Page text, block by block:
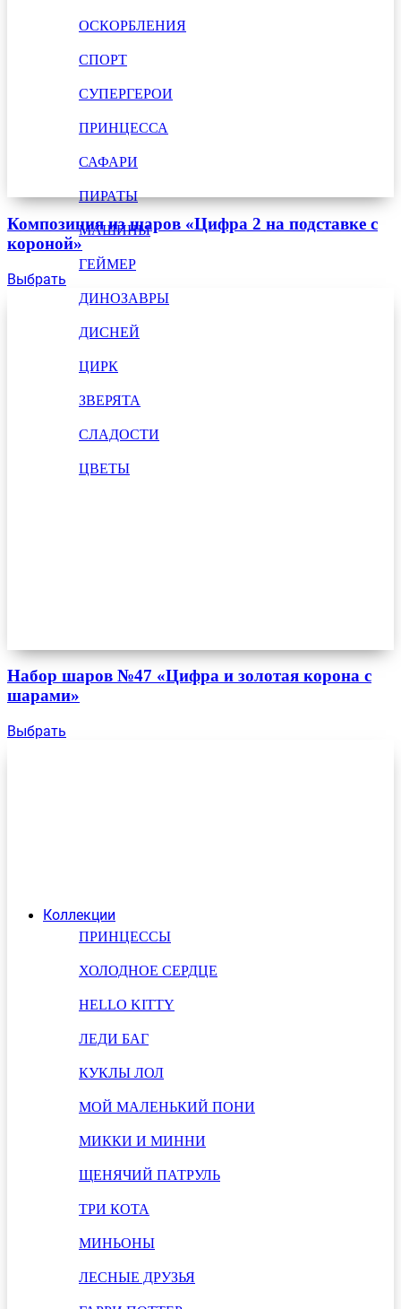
ОСКОРБЛЕНИЯ
СПОРТ
СУПЕРГЕРОИ
ПРИНЦЕССА
САФАРИ
ПИРАТЫ
МАШИНЫ
ГЕЙМЕР
ДИНОЗАВРЫ
ДИСНЕЙ
ЦИРК
ЗВЕРЯТА
СЛАДОСТИ
ЦВЕТЫ
Коллекции
ПРИНЦЕССЫ
ХОЛОДНОЕ СЕРДЦЕ
HELLO KITTY
ЛЕДИ БАГ
КУКЛЫ ЛОЛ
МОЙ МАЛЕНЬКИЙ ПОНИ
МИККИ И МИННИ
ЩЕНЯЧИЙ ПАТРУЛЬ
ТРИ КОТА
МИНЬОНЫ
ЛЕСНЫЕ ДРУЗЬЯ
Композиция из шаров «Цифра 2 на подставке с
короной»
Выбрать
Набор шаров №47 «Цифра и золотая корона с
шарами»
Выбрать